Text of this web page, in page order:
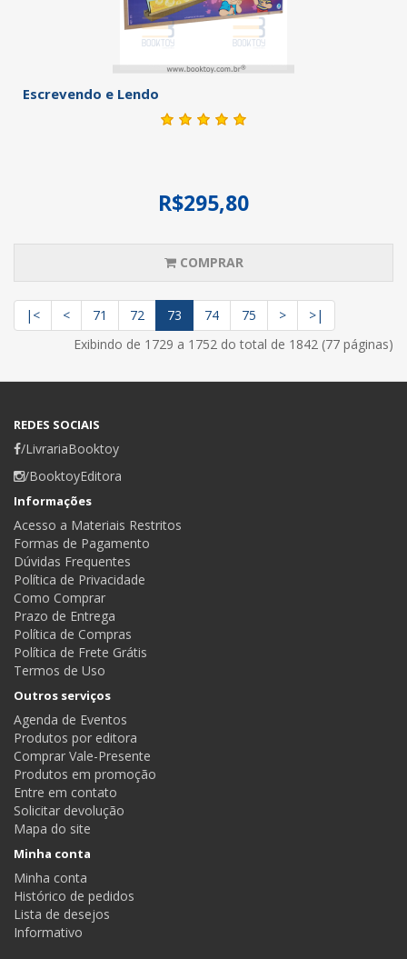
Escrevendo e Lendo
R$295,80
COMPRAR
|< < 71 72 73 74 75 >
>|
Exibindo de 1729 a 1752 do total de 1842 (77 páginas)
REDES SOCIAIS
/LivrariaBooktoy
/BooktoyEditora
Informações
Acesso a Materiais Restritos
Formas de Pagamento
Dúvidas Frequentes
Política de Privacidade
Como Comprar
Prazo de Entrega
Política de Compras
Política de Frete Grátis
Termos de Uso
Outros serviços
Agenda de Eventos
Produtos por editora
Comprar Vale-Presente
Produtos em promoção
Entre em contato
Solicitar devolução
Mapa do site
Minha conta
Minha conta
Histórico de pedidos
Lista de desejos
Informativo